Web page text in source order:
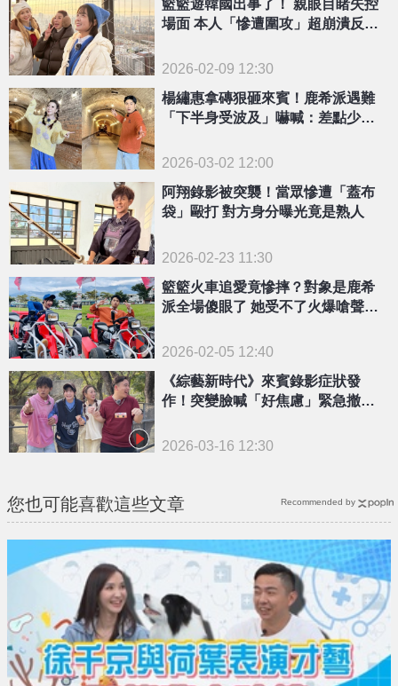
場面 本人「慘遭圍攻」超崩潰反應
2026-02-09 12:30
楊繡惠拿磚狠砸來賓！鹿希派遇難
「下半身受波及」嚇喊：差點少一
2026-03-02 12:00
阿翔錄影被突襲！當眾慘遭「蓋布
袋」毆打 對方身分曝光竟是熟人
2026-02-23 11:30
籃籃火車追愛竟慘摔？對象是鹿希
派全場傻眼了 她受不了火爆嗆聲：
2026-02-05 12:40
《綜藝新時代》來賓錄影症狀發
作！突變臉喊「好焦慮」緊急撤退
2026-03-16 12:30
您也可能喜歡這些文章 Recommended by